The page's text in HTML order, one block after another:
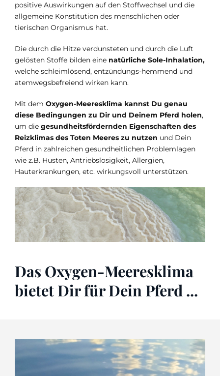
positive Auswirkungen auf den Stoffwechsel und die
allgemeine Konstitution des menschlichen oder
tierischen Organismus hat.
Die durch die Hitze verdunsteten und durch die Luft
gelösten Stoffe bilden eine natürliche Sole-Inhalation,
welche schleimlösend, entzündungs-hemmend und
atemwegsbefreiend wirken kann.
Mit dem Oxygen-Meeresklima kannst Du genau
diese Bedingungen zu Dir und Deinem Pferd holen,
um die gesundheitsfördernden Eigenschaften des
Reizklimas des Toten Meeres zu nutzen und Dein
Pferd in zahlreichen gesundheitlichen Problemlagen
wie z.B. Husten, Antriebslosigkeit, Allergien,
Hauterkrankungen, etc. wirkungsvoll unterstützen.
Das Oxygen-Meeresklima
bietet Dir für Dein Pferd ...